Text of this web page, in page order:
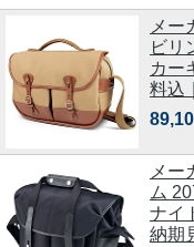
メー
ビリ
カー
料込
メー
ム
ナイ
納期